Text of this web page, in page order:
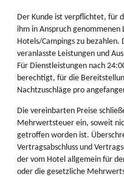
Der Kunde ist verpflichtet, für
ihm in Anspruch genommenen
Hotels/Campings zu bezahlen.
veranlasste Leistungen und
Für Dienstleistungen nach
berechtigt, für die
Nachtzuschläge pro
Die vereinbarten Preise
Mehrwertsteuer ein, soweit
getroffen worden ist.
Vertragsabschluss und
der vom Hotel allgemein für
oder die gesetzliche